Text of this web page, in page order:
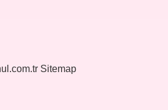
Sitemap